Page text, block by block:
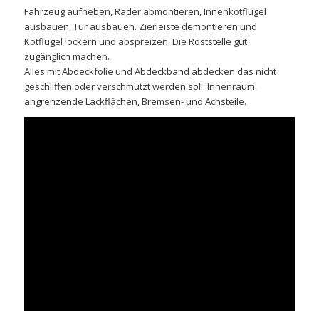
Fahrzeug aufheben, Räder abmontieren, Innenkotflügel
ausbauen, Tür ausbauen. Zierleiste demontieren und
Kotflügel lockern und abspreizen. Die Roststelle gut
zugänglich machen.
Alles mitAbdeckfolie und Abdeckband abdecken das nicht
geschliffen oder verschmutzt werden soll. Innenraum,
angrenzende Lackflächen, Bremsen- und Achsteile.